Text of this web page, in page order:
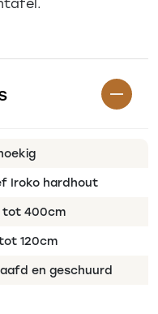
Iroko hardhout
tot 400cm
120cm
en geschuurd